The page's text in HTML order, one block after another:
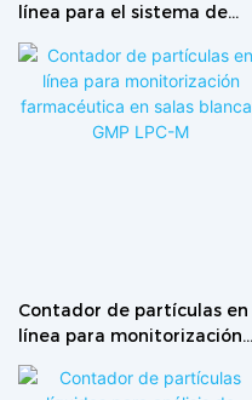
línea para el sistema de
monitorización del aire de
salas blancas LPC-O
Contador de partículas en
línea para monitorización
farmacéutica en salas
blancas GMP LPC-M